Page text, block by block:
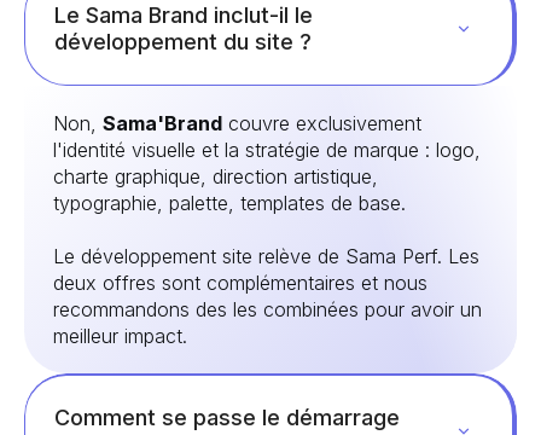
Le Sama Brand inclut-il le
développement du site ?
Non, Sama'Brand couvre exclusivement
l'identité visuelle et la stratégie de marque : logo,
charte graphique, direction artistique,
typographie, palette, templates de base.
Le développement site relève de Sama Perf. Les
deux offres sont complémentaires et nous
recommandons des les combinées pour avoir un
meilleur impact.
Comment se passe le démarrage